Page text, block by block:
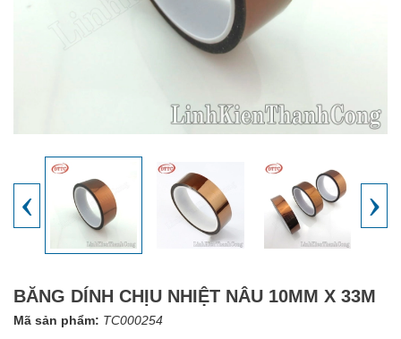
‹ ›
BĂNG DÍNH CHỊU NHIỆT NÂU 10MM X 33M
Mã sản phẩm: TC000254